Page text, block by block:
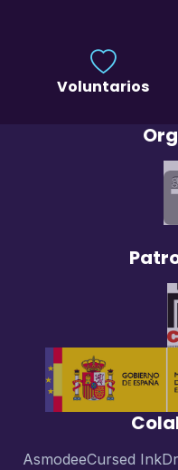
Voluntarios
AsmodeeCursed Ink